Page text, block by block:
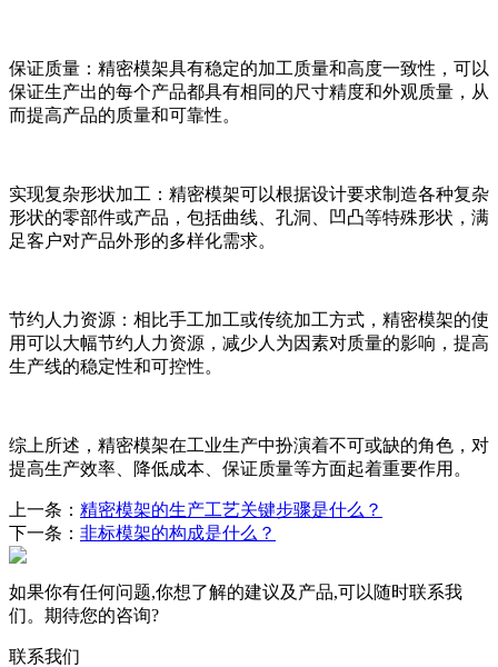
保证质量：精密模架具有稳定的加工质量和高度一致性，可以
保证生产出的每个产品都具有相同的尺寸精度和外观质量，从
而提高产品的质量和可靠性。
实现复杂形状加工：精密模架可以根据设计要求制造各种复杂
形状的零部件或产品，包括曲线、孔洞、凹凸等特殊形状，满
足客户对产品外形的多样化需求。
节约人力资源：相比手工加工或传统加工方式，精密模架的使
用可以大幅节约人力资源，减少人为因素对质量的影响，提高
生产线的稳定性和可控性。
综上所述，精密模架在工业生产中扮演着不可或缺的角色，对
提高生产效率、降低成本、保证质量等方面起着重要作用。
上一条： 精密模架的生产工艺关键步骤是什么？
下一条： 非标模架的构成是什么？
如果你有任何问题,你想了解的建议及产品,可以随时联系我
们。期待您的咨询?
联系我们